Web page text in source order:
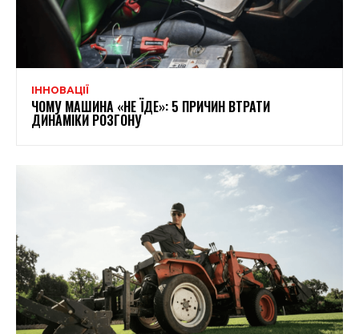
ІННОВАЦІЇ
ЧОМУ МАШИНА «НЕ ЇДЕ»: 5 ПРИЧИН ВТРАТИ
ДИНАМІКИ РОЗГОНУ